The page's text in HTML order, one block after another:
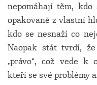
nepomáhají těm,
opakovaně z vlastní
kdo se nesnaží co
Naopak stát tvrdí,
„právo“, což vede k
kteří se své problémy